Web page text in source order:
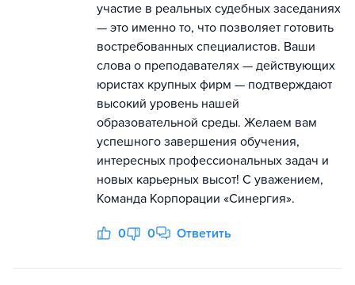
участие в реальных судебных заседаниях
— это именно то, что позволяет готовить
востребованных специалистов. Ваши
слова о преподавателях — действующих
юристах крупных фирм — подтверждают
высокий уровень нашей
образовательной среды. Желаем вам
успешного завершения обучения,
интересных профессиональных задач и
новых карьерных высот! С уважением,
Команда Корпорации «Синергия».
0 0 Ответить